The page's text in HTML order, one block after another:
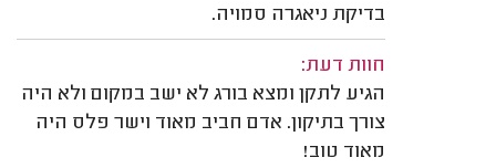
בדיקת ניאגרה סמויה.
חוות דעת:
הגיע לתקן ומצא בורג לא ישב במקום ולא היה
צורך בתיקון. אדם חביב מאוד וישר פלס היה
מאוד טוב!